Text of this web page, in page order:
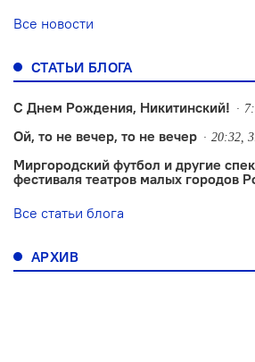
Все новости
СТАТЬИ БЛОГА
С Днем Рождения, Никитинский!
Ой, то не вечер, то не вечер 20:32,
Миргородский футбол и другие
фестиваля театров малых городов
Все статьи блога
АРХИВ